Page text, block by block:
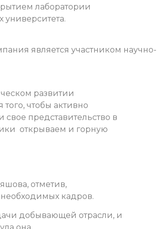
лаборатории
университета.
является участником научно-
развитии
чтобы активно
представительство в
открываем и горную
отметив,
необходимых кадров.
добывающей отрасли, и